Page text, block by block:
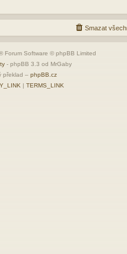
Smazat
Forum Software © phpBB Limited
- phpBB 3.3 od MrGaby
překlad – phpBB.cz
| TERMS_LINK